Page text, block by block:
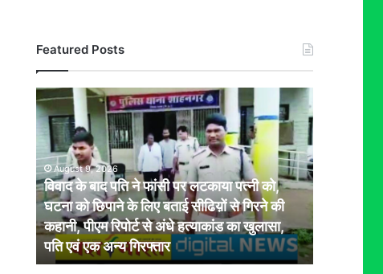
Featured Posts
विवाद
के
बाद
ने
फांसी
पर
लटकाया
पत्नी
को,
घटना
August 9, 2026
विवाद के बाद पति ने फांसी पर लटकाया पत्नी को,
घटना को छिपाने के लिए बताई सीढिय़ों से गिरने की
कहानी, पीएम रिपोर्ट से अंधे हत्याकांड का खुलासा,
पति एवं एक अन्य गिरफ्तार